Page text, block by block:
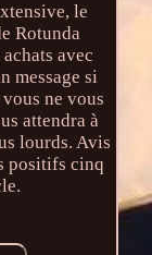
le
Rotunda
avec
message si
ne vous
attendra à
lourds. Avis
positifs cinq